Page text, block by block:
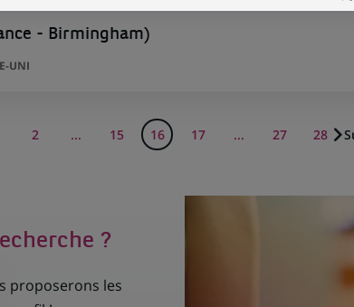
- Birmingham)
UNI
2 ... 15 16 17 ... 27 28
?
proposerons les